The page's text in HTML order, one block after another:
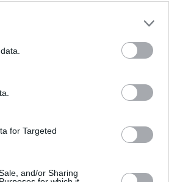
for Targeted
and/or Sharing
μαφίας -